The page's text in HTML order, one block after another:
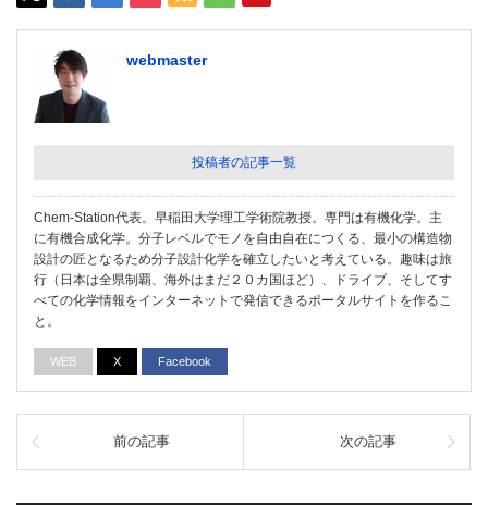
webmaster
投稿者の記事一覧
Chem-Station代表。早稲田大学理工学術院教授。専門は有機化学。主
に有機合成化学。分子レベルでモノを自由自在につくる、最小の構造物
設計の匠となるため分子設計化学を確立したいと考えている。趣味は旅
行（日本は全県制覇、海外はまだ２０カ国ほど）、ドライブ、そしてす
べての化学情報をインターネットで発信できるポータルサイトを作るこ
と。
WEB X Facebook
前の記事 次の記事